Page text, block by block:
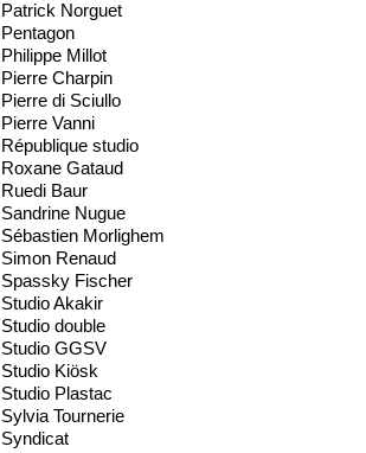
Patrick Norguet
Pentagon
Philippe Millot
Pierre Charpin
Pierre di Sciullo
Pierre Vanni
République studio
Roxane Gataud
Ruedi Baur
Sandrine Nugue
Sébastien Morlighem
Simon Renaud
Spassky Fischer
Studio Akakir
Studio double
Studio GGSV
Studio Kiösk
Studio Plastac
Sylvia Tournerie
Syndicat